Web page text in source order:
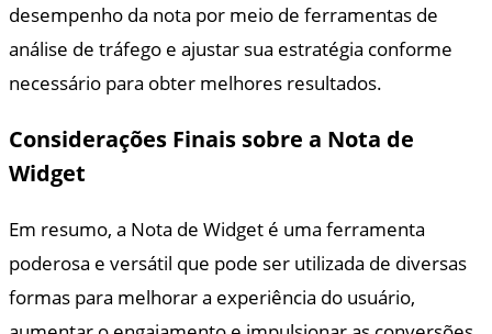
desempenho da nota por meio de ferramentas de
análise de tráfego e ajustar sua estratégia conforme
necessário para obter melhores resultados.
Considerações Finais sobre a Nota de
Widget
Em resumo, a Nota de Widget é uma ferramenta
poderosa e versátil que pode ser utilizada de diversas
formas para melhorar a experiência do usuário,